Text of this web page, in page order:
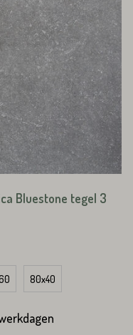
Bluestone tegel 3
80x40